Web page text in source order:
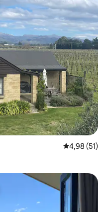
les plus aimés
Note
4,98 (51)
les plus aimés